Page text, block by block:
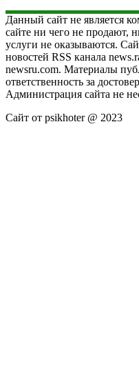
Данный сайт не является
сайте ни чего не продают,
услуги не оказываются.
новостей RSS канала
newsru.com. Материалы
ответственность за
Администрация сайта не
Сайт от psikhoter @ 2023